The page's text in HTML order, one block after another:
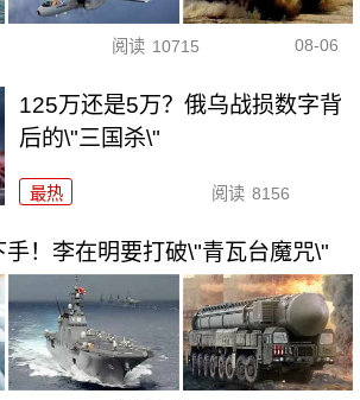
阅读 10715 08-06
125万还是5万？俄乌战损数字背
后的\"三国杀\"
最热 阅读 8156
！李在明要打破\"青瓦台魔咒\"